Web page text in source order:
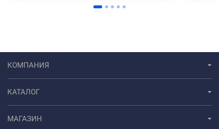
КОМПАНИЯ
КАТАЛОГ
МАГАЗИН